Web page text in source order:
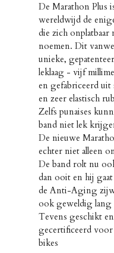
De Marathon Plus
wereldwijd de
die zich onplatbaar
noemen. Dit
unieke,
leklaag - vijf
en gefabriceerd uit
en zeer elastisch
Zelfs punaises
band niet lek
De nieuwe
echter niet alleen
De band rolt nu
dan ooit en hij
de Anti-Aging
ook geweldig lang
Tevens geschikt en
gecertificeerd voor
bikes